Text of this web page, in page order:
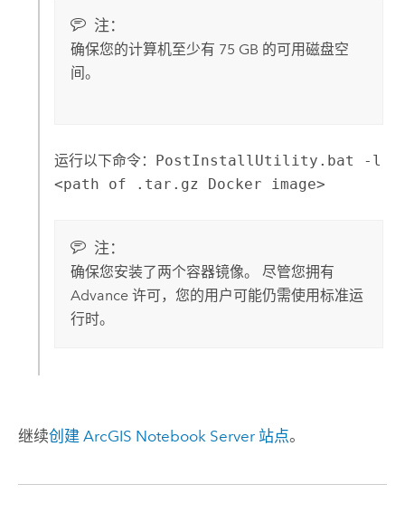
注：
确保您的计算机至少有 75 GB 的可用磁盘空
间。
运行以下命令： PostInstallUtility.bat -l
<path of .tar.gz Docker image>
注：
确保您安装了两个容器镜像。 尽管您拥有
Advance 许可，您的用户可能仍需使用标准运
行时。
继续创建 ArcGIS Notebook Server 站点。